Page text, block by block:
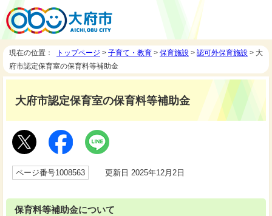
現在の位置： トップページ > 子育て・教育 > 保育施設 > 認可外保育施設 > 大
府市認定保育室の保育料等補助金
大府市認定保育室の保育料等補助金
ページ番号1008563 更新日 2025年12月2日
保育料等補助金について